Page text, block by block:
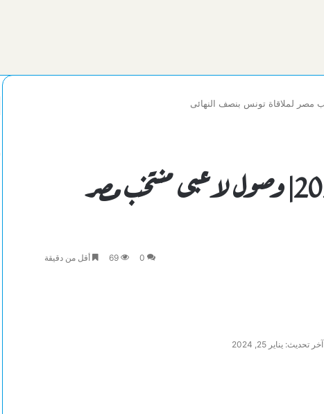
كأس الأمم الأفريقية لليد2024| وصول لاعبى منتخب مصر
آخر تحديث: يناير 25, 2024
0
69 أقل من دقيقة